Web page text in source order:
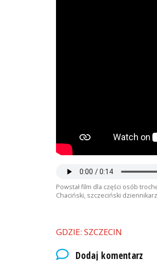
Powstał film dla części osób
Chaciński, szczeciński
GDZIE: SZCZECIN
Dodaj komentarz